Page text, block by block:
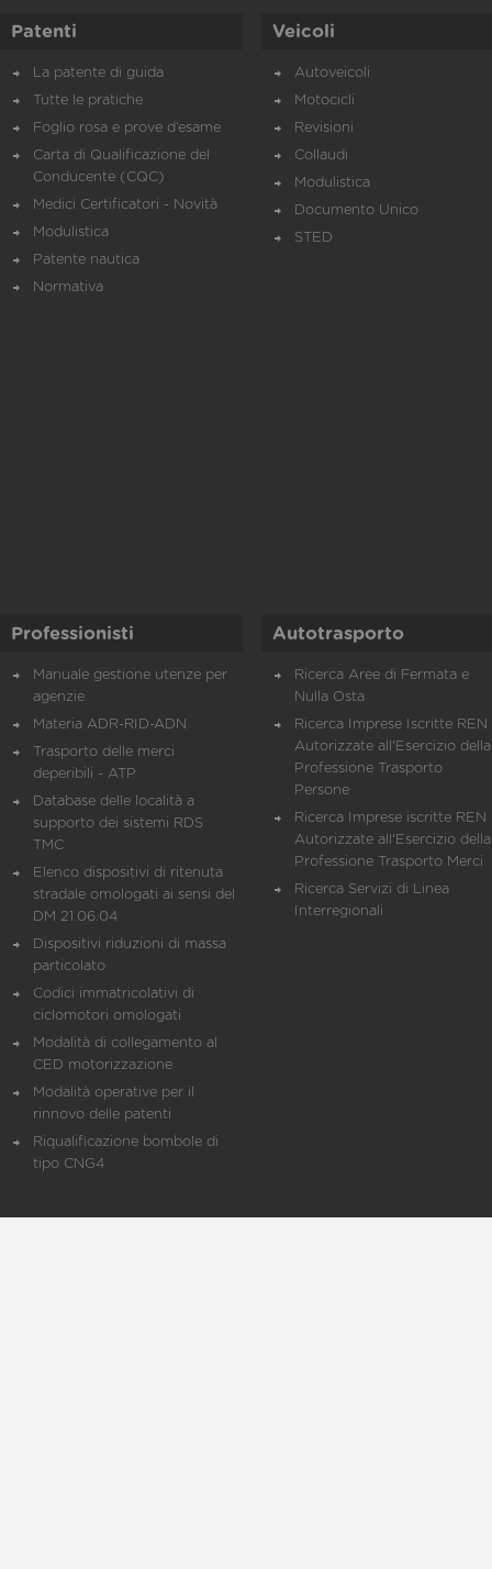
Patenti
La patente di guida
Tutte le pratiche
Foglio rosa e prove d’esame
Carta di Qualificazione del
Conducente (CQC)
Medici Certificatori - Novità
Modulistica
Patente nautica
Normativa
Veicoli
Autoveicoli
Motocicli
Revisioni
Collaudi
Modulistica
Documento Unico
STED
Professionisti
Manuale gestione utenze per
agenzie
Materia ADR-RID-ADN
Trasporto delle merci
deperibili - ATP
Database delle località a
supporto dei sistemi RDS
TMC
Elenco dispositivi di ritenuta
stradale omologati ai sensi del
DM 21.06.04
Dispositivi riduzioni di massa
particolato
Codici immatricolativi di
ciclomotori omologati
Modalità di collegamento al
CED motorizzazione
Modalità operative per il
rinnovo delle patenti
Riqualificazione bombole di
tipo CNG4
Autotrasporto
Ricerca Aree di Fermata e
Nulla Osta
Ricerca Imprese Iscritte REN
Autorizzate all'Esercizio della
Professione Trasporto
Persone
Ricerca Imprese iscritte REN
Autorizzate all'Esercizio della
Professione Trasporto Merci
Ricerca Servizi di Linea
Interregionali